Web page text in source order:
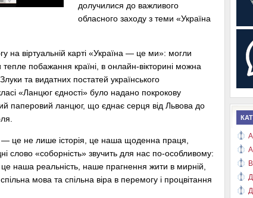
долучилися до важливого
обласного заходу з теми «Україна
на віртуальній карті «Україна — це ми»: могли
тепле побажання країні, в онлайн-вікторині можна
та видатних постатей українського
«Ланцюг єдності» було надано покрокову
паперовий ланцюг, що єднає серця від Львова до
— це не лише історія, це наша щоденна праця,
слово «соборність» звучить для нас по-особливому:
наша реальність, наше прагнення жити в мирній,
спільна мова та спільна віра в перемогу і процвітання